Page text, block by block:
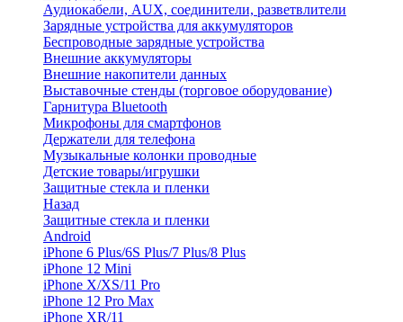
Аудиокабели, AUX, соединители, разветвлители
Зарядные устройства для аккумуляторов
Беспроводные зарядные устройства
Внешние аккумуляторы
Внешние накопители данных
Выставочные стенды (торговое оборудование)
Гарнитура Bluetooth
Микрофоны для смартфонов
Держатели для телефона
Музыкальные колонки проводные
Детские товары/игрушки
Защитные стекла и пленки
Назад
Защитные стекла и пленки
Android
iPhone 6 Plus/6S Plus/7 Plus/8 Plus
iPhone 12 Mini
iPhone X/XS/11 Pro
iPhone 12 Pro Max
iPhone XR/11